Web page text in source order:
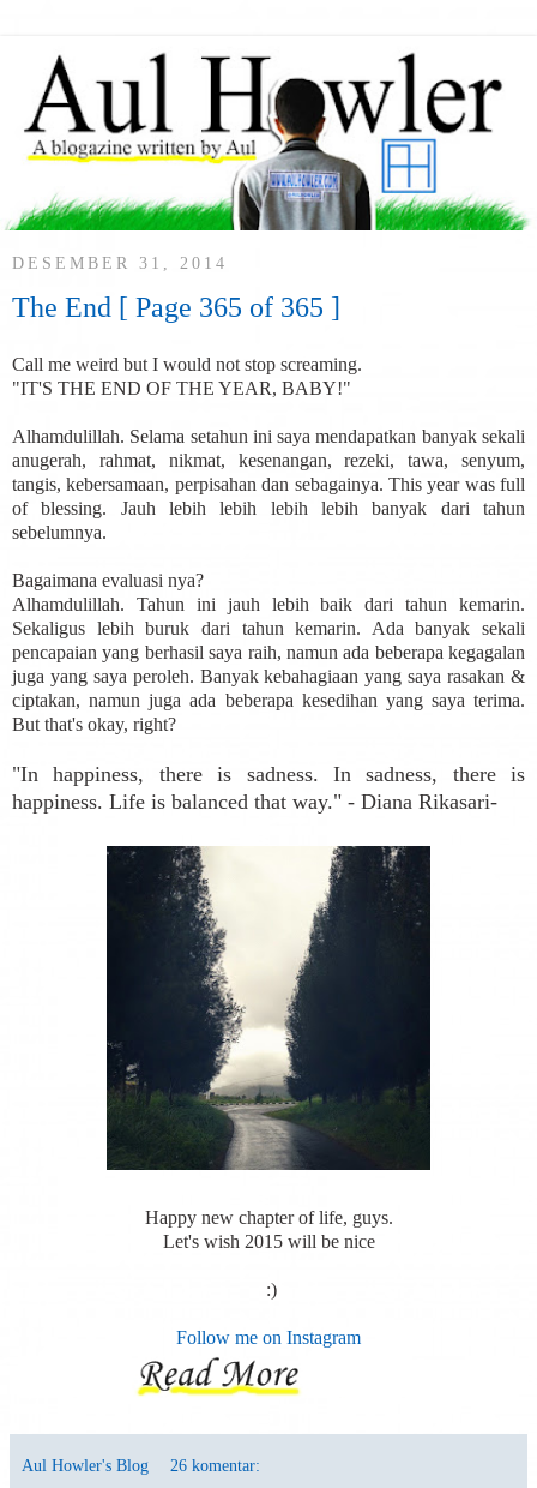
DESEMBER 31, 2014
The End [ Page 365 of 365 ]
Call me weird but I would not stop screaming.
"IT'S THE END OF THE YEAR, BABY!"
Alhamdulillah. Selama setahun ini saya mendapatkan banyak sekali
anugerah, rahmat, nikmat, kesenangan, rezeki, tawa, senyum,
tangis, kebersamaan, perpisahan dan sebagainya. This year was full
of blessing. Jauh lebih lebih lebih lebih banyak dari tahun
sebelumnya.
Bagaimana evaluasi nya?
Alhamdulillah. Tahun ini jauh lebih baik dari tahun kemarin.
Sekaligus lebih buruk dari tahun kemarin. Ada banyak sekali
pencapaian yang berhasil saya raih, namun ada beberapa kegagalan
juga yang saya peroleh. Banyak kebahagiaan yang saya rasakan &
ciptakan, namun juga ada beberapa kesedihan yang saya terima.
But that's okay, right?
"In happiness, there is sadness. In sadness, there is
happiness. Life is balanced that way." - Diana Rikasari-
Happy new chapter of life, guys.
Let's wish 2015 will be nice
:)
Follow me on Instagram
Aul Howler's Blog 26 komentar: